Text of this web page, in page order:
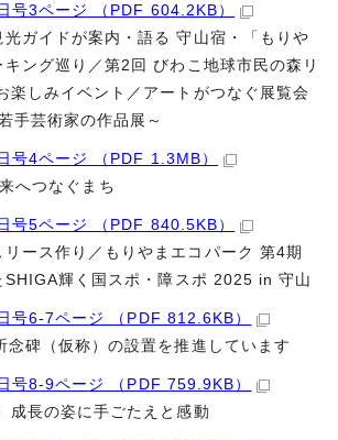
号3ページ （PDF 604.2KB）
ガイドが案内・語る 守山宿・「もりや
キング巡り／第2回 びわこ地球市民の森リ
楽しみイベント／アートがつなぐ展覧会
手芸術家の作品展～
号4ページ （PDF 1.3MB）
へつなぐまち
号5ページ （PDF 840.5KB）
ース作り／もりやまエコパーク 第4期
SHIGA輝く国スポ・障スポ 2025 in 守山
号6-7ページ （PDF 812.6KB）
念碑（仮称）の設置を推進しています
号8-9ページ （PDF 759.9KB）
成長の姿に手ごたえと感動